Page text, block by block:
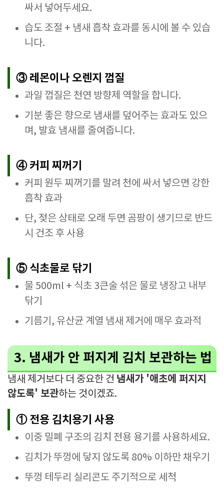
싸서 넣어두세요.
습도 조절 + 냄새 흡착 효과를 동시에 볼 수 있습
니다.
③ 레몬이나 오렌지 껍질
과일 껍질은 천연 방향제 역할을 합니다.
기분 좋은 향으로 냄새를 덮어주는 효과도 있으
며, 발효 냄새를 줄여줍니다.
④ 커피 찌꺼기
커피 원두 찌꺼기를 말려 천에 싸서 넣으면 강한
흡착 효과
단, 젖은 상태로 오래 두면 곰팡이 생기므로 반드
시 건조 후 사용
⑤ 식초물로 닦기
물 500ml + 식초 3큰술 섞은 물로 냉장고 내부
닦기
기름기, 유산균 계열 냄새 제거에 매우 효과적
3. 냄새가 안 퍼지게 김치 보관하는 법
냄새 제거보다 더 중요한 건 냄새가 '애초에 퍼지지
않도록' 보관하는 것이겠죠.
① 전용 김치용기 사용
이중 밀폐 구조의 김치 전용 용기를 사용하세요.
김치가 뚜껑에 닿지 않도록 80% 이하만 채우기
뚜껑 테두리 실리콘도 주기적으로 세척